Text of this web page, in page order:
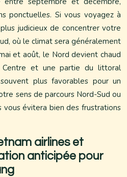
ponctuelles. Si vous voyagez à
judicieux de concentrer votre
où le climat sera généralement
et août, le Nord devient chaud
et une partie du littoral
plus favorables pour un
sens de parcours Nord-Sud ou
vous évitera bien des frustrations
airlines et
anticipée pour